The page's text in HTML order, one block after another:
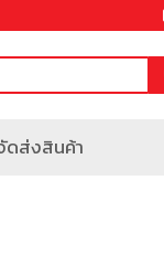
ดส่งสินค้า